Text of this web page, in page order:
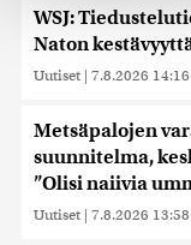
räätälöimiseen,
tukemiseen ja
jaamme
alan
tietoja muihin
kerätty, kun olet
saatetaan myös
WSJ:
Naton
Uutiset | 7.8.2026 14:16
Metsäpalojen
suunnitelma,
”Olisi naiivia
Uutiset | 7.8.2026 13:58